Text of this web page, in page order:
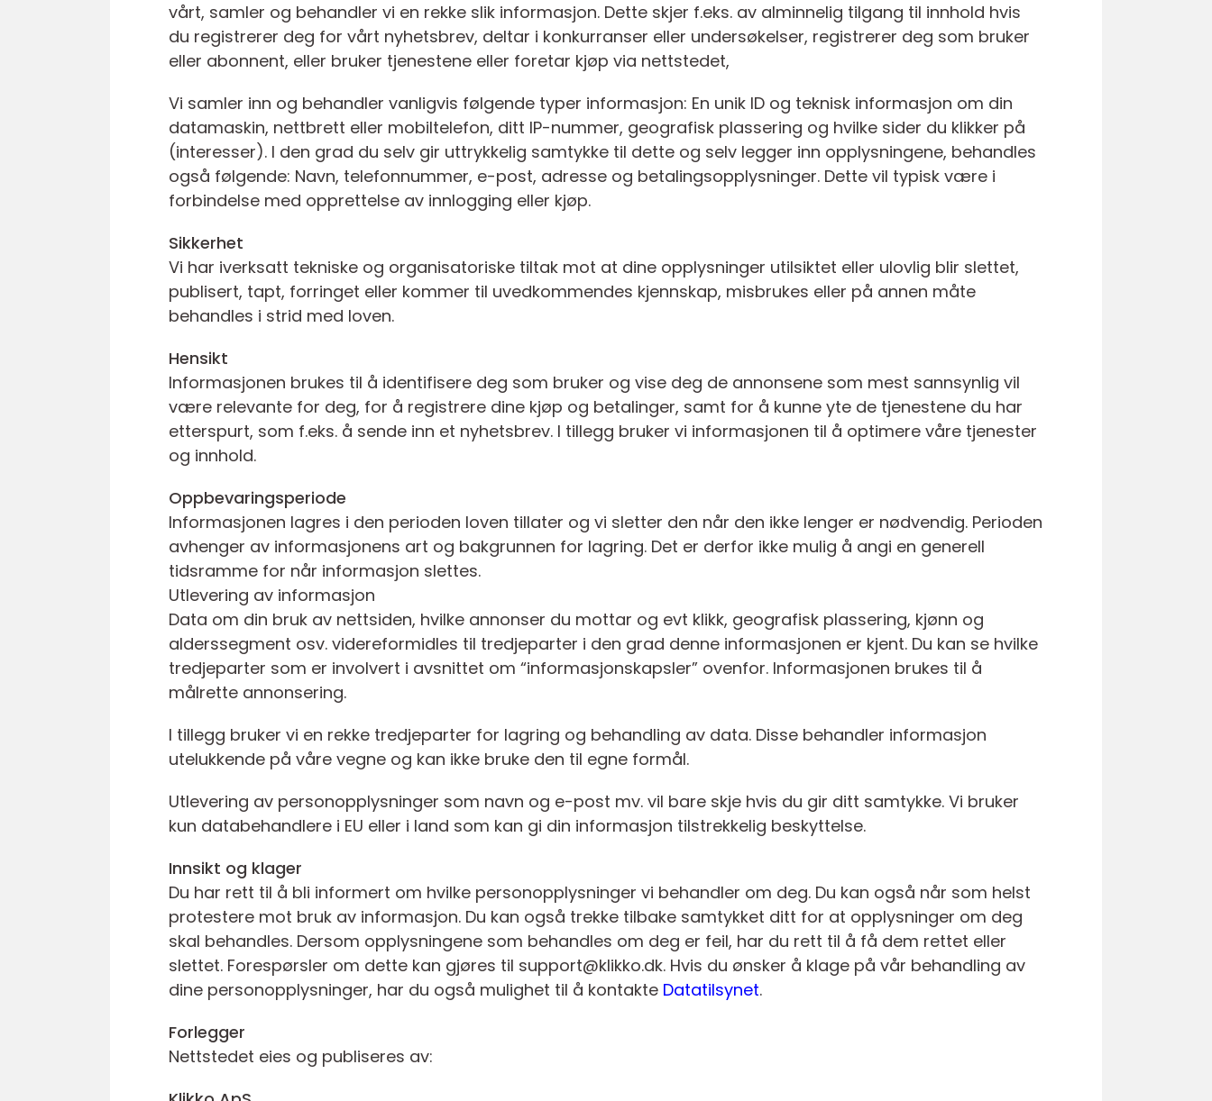
vårt, samler og behandler vi en rekke slik informasjon. Dette skjer f.eks. av alminnelig tilgang til innhold hvis
du registrerer deg for vårt nyhetsbrev, deltar i konkurranser eller undersøkelser, registrerer deg som bruker
eller abonnent, eller bruker tjenestene eller foretar kjøp via nettstedet,
Vi samler inn og behandler vanligvis følgende typer informasjon: En unik ID og teknisk informasjon om din
datamaskin, nettbrett eller mobiltelefon, ditt IP-nummer, geografisk plassering og hvilke sider du klikker på
(interesser). I den grad du selv gir uttrykkelig samtykke til dette og selv legger inn opplysningene, behandles
også følgende: Navn, telefonnummer, e-post, adresse og betalingsopplysninger. Dette vil typisk være i
forbindelse med opprettelse av innlogging eller kjøp.
Sikkerhet
Vi har iverksatt tekniske og organisatoriske tiltak mot at dine opplysninger utilsiktet eller ulovlig blir slettet,
publisert, tapt, forringet eller kommer til uvedkommendes kjennskap, misbrukes eller på annen måte
behandles i strid med loven.
Hensikt
Informasjonen brukes til å identifisere deg som bruker og vise deg de annonsene som mest sannsynlig vil
være relevante for deg, for å registrere dine kjøp og betalinger, samt for å kunne yte de tjenestene du har
etterspurt, som f.eks. å sende inn et nyhetsbrev. I tillegg bruker vi informasjonen til å optimere våre tjenester
og innhold.
Oppbevaringsperiode
Informasjonen lagres i den perioden loven tillater og vi sletter den når den ikke lenger er nødvendig. Perioden
avhenger av informasjonens art og bakgrunnen for lagring. Det er derfor ikke mulig å angi en generell
tidsramme for når informasjon slettes.
Utlevering av informasjon
Data om din bruk av nettsiden, hvilke annonser du mottar og evt klikk, geografisk plassering, kjønn og
alderssegment osv. videreformidles til tredjeparter i den grad denne informasjonen er kjent. Du kan se hvilke
tredjeparter som er involvert i avsnittet om “informasjonskapsler” ovenfor. Informasjonen brukes til å
målrette annonsering.
I tillegg bruker vi en rekke tredjeparter for lagring og behandling av data. Disse behandler informasjon
utelukkende på våre vegne og kan ikke bruke den til egne formål.
Utlevering av personopplysninger som navn og e-post mv. vil bare skje hvis du gir ditt samtykke. Vi bruker
kun databehandlere i EU eller i land som kan gi din informasjon tilstrekkelig beskyttelse.
Innsikt og klager
Du har rett til å bli informert om hvilke personopplysninger vi behandler om deg. Du kan også når som helst
protestere mot bruk av informasjon. Du kan også trekke tilbake samtykket ditt for at opplysninger om deg
skal behandles. Dersom opplysningene som behandles om deg er feil, har du rett til å få dem rettet eller
slettet. Forespørsler om dette kan gjøres til support@klikko.dk. Hvis du ønsker å klage på vår behandling av
dine personopplysninger, har du også mulighet til å kontakte Datatilsynet.
Forlegger
Nettstedet eies og publiseres av: